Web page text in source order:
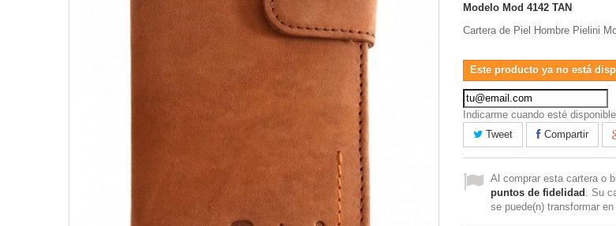
Modelo Mod 4142 TAN
Cartera de Piel Hombre Pielini
Este producto ya no está
Indicarme cuando esté disponible
Tweet
Compartir
Al comprar esta cartera o
puntos de fidelidad . Su
se puede(n) transformar